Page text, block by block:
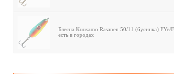
Блесна Kuusamo Rasanen 50/11 (бусинка) FYe/
есть в городах